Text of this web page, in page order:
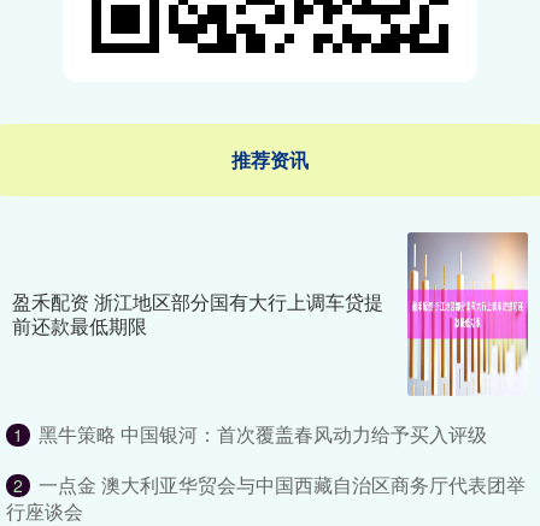
推荐资讯
盈禾配资 浙江地区部分国有大行上调车贷提
前还款最低期限
1 黑牛策略 中国银河：首次覆盖春风动力给予买入评级
2
一点金 澳大利亚华贸会与中国西藏自治区商务厅代表团举
行座谈会